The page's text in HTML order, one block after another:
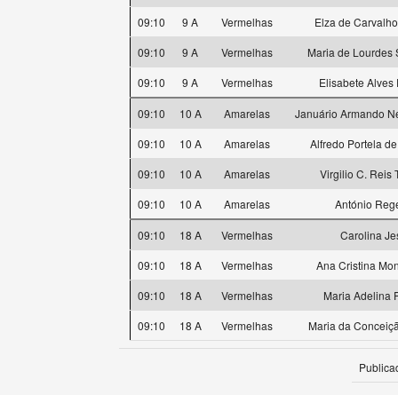
09:10
9 A Vermelhas
Elza de
09:10
9 A Vermelhas
Maria de Lourdes
09:10
9 A Vermelhas Elisabete Alves
09:10 10 A Amarelas
Januário Armando
09:10
10 A Amarelas
Alfredo Portela
09:10
10 A Amarelas
Virgilio C. Reis
09:10
10 A Amarelas António
09:10 18 A Vermelhas
Carolina
09:10
18 A Vermelhas
Ana Cristina
09:10
18 A Vermelhas
Maria Adelina
09:10
18 A Vermelhas Maria da